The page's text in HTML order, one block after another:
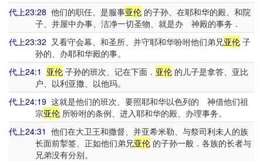
代上23:28 他们的职任、是服事亚伦 的子孙、在耶和华的殿、和院
子、并屋中办事、洁净一切圣物、就是办 神殿的事务．
代上23:32 又看守会幕、和圣所、并守耶和华吩咐他们弟兄亚伦 子
孙的、办耶和华殿的事。
代上24:1 亚伦 子孙的班次、记在下面． 亚伦 的儿子是拿答、亚比
户、以利亚撒、以他玛。
代上24:19 这就是他们的班次、要照耶和华以色列的 神借他们祖
宗亚伦所吩咐的条例、进入耶和华的殿、办理事务。
代上24:31 他们在大卫王和撒督、并亚希米勒、与祭司利未人的族
长面前掣签、正如他们弟兄亚伦的子孙一般．各族的长者与
兄弟没有分别。